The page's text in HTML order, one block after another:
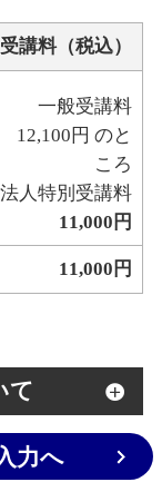
受講料（税込）
一般受講料
12,100円 のと
ころ
法人特別受講料
11,000円
11,000円
て
力へ